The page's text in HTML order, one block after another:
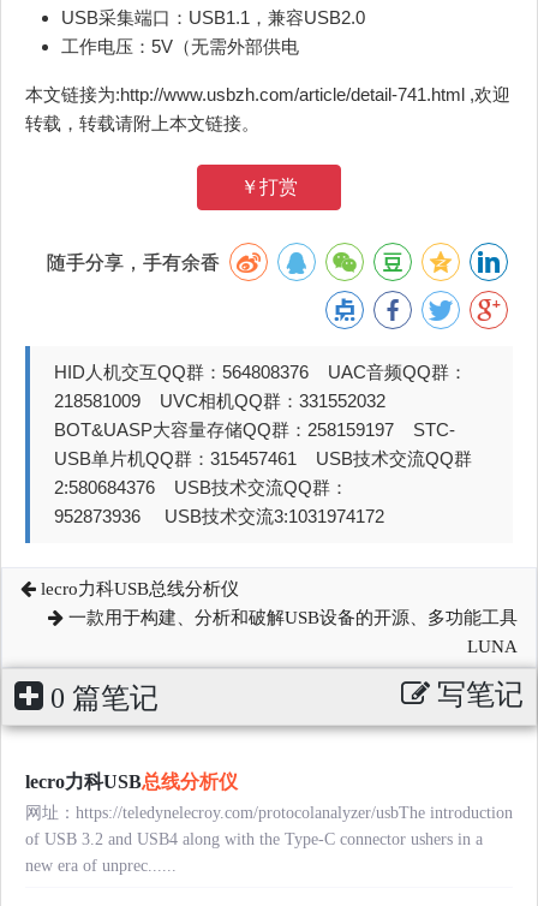
USB采集端口：USB1.1，兼容USB2.0
工作电压：5V（无需外部供电
本文链接为:http://www.usbzh.com/article/detail-741.html ,欢迎
转载，转载请附上本文链接。
￥打赏
随手分享，手有余香
HID人机交互QQ群：564808376 UAC音频QQ群：
218581009 UVC相机QQ群：331552032
BOT&UASP大容量存储QQ群：258159197 STC-
USB单片机QQ群：315457461 USB技术交流QQ群
2:580684376 USB技术交流QQ群：
952873936 USB技术交流3:1031974172
lecro力科USB总线分析仪
一款用于构建、分析和破解USB设备的开源、多功能工具
LUNA
0 篇笔记 写笔记
lecro力科USB总线分析仪
网址：https://teledynelecroy.com/protocolanalyzer/usbThe introduction
of USB 3.2 and USB4 along with the Type-C connector ushers in a
new era of unprec......